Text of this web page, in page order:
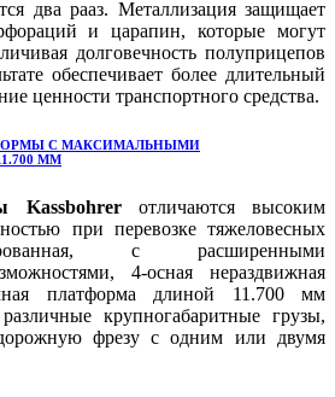
два рааз. Металлизация защищает
и царапин, которые могут
долговечность полуприцепов
обеспечивает более длительный
ценности транспортного средства.
С МАКСИМАЛЬНЫМИ
ММ
Kassbohrerотличаются высоким
при перевозке тяжеловесных
с расширенными
4-осная нераздвижная
платформа длиной 11.700 мм
крупногабаритные грузы,
фрезу с одним или двумя